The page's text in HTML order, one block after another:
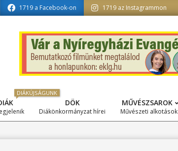
1719 a Facebook-on 1719 az Instagrammon
Primary
Navigation
DIÁKÚJSÁGUNK
DÖK
Diákönkormányzat hírei
MŰVÉSZSAROK
Művészeti alkotások